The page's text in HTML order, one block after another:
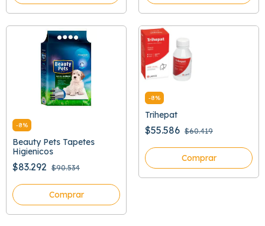
-8%
Beauty Pets Tapetes
Higienicos
$83.292 $90.534
Comprar
-8%
Trihepat
$55.586 $60.419
Comprar